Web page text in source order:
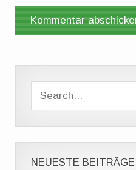
NEUESTE BEITRÄGE